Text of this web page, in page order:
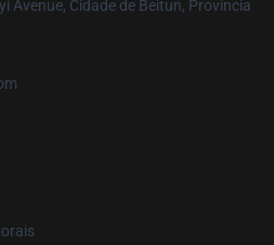
Avenue, Cidade de Beitun, Província